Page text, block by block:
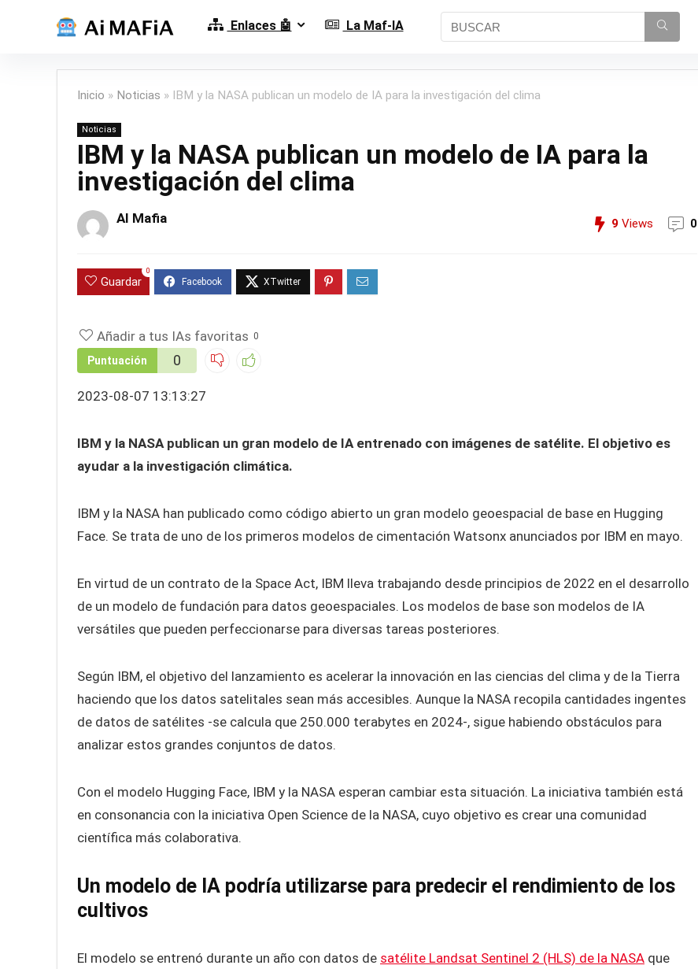
Enlaces 🤖 La Maf-IA
Inicio » Noticias » IBM y la NASA publican un modelo de IA para la investigación del clima
Noticias
IBM y la NASA publican un modelo de IA para la
investigación del clima
AI Mafia 9 Views 0
Guardar
0
Añadir a tus IAs favoritas 0
Puntuación 0
2023-08-07 13:13:27
IBM y la NASA publican un gran modelo de IA entrenado con imágenes de satélite. El objetivo es
ayudar a la investigación climática.
IBM y la NASA han publicado como código abierto un gran modelo geoespacial de base en Hugging
Face. Se trata de uno de los primeros modelos de cimentación Watsonx anunciados por IBM en mayo.
En virtud de un contrato de la Space Act, IBM lleva trabajando desde principios de 2022 en el desarrollo
de un modelo de fundación para datos geoespaciales. Los modelos de base son modelos de IA
versátiles que pueden perfeccionarse para diversas tareas posteriores.
Según IBM, el objetivo del lanzamiento es acelerar la innovación en las ciencias del clima y de la Tierra
haciendo que los datos satelitales sean más accesibles. Aunque la NASA recopila cantidades ingentes
de datos de satélites -se calcula que 250.000 terabytes en 2024-, sigue habiendo obstáculos para
analizar estos grandes conjuntos de datos.
Con el modelo Hugging Face, IBM y la NASA esperan cambiar esta situación. La iniciativa también está
en consonancia con la iniciativa Open Science de la NASA, cuyo objetivo es crear una comunidad
científica más colaborativa.
Un modelo de IA podría utilizarse para predecir el rendimiento de los
cultivos
El modelo se entrenó durante un año con datos de satélite Landsat Sentinel 2 (HLS) de la NASA que